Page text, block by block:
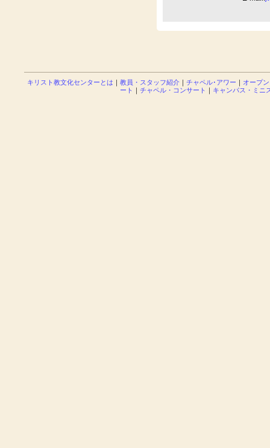
キリスト教文化センターとは ｜ 教員・スタッフ紹介｜ チャペル･アワー ｜ オープ
ート
｜ チャペル・コンサート ｜ キャンパス・ミニ